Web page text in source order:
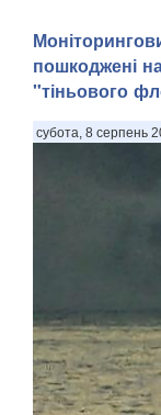
пошкоджені
"тіньового
субота, 8 серпень